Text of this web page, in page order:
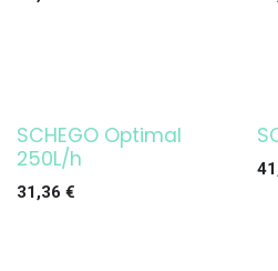
SCHEGO Optimal
250L/h
31,36 €